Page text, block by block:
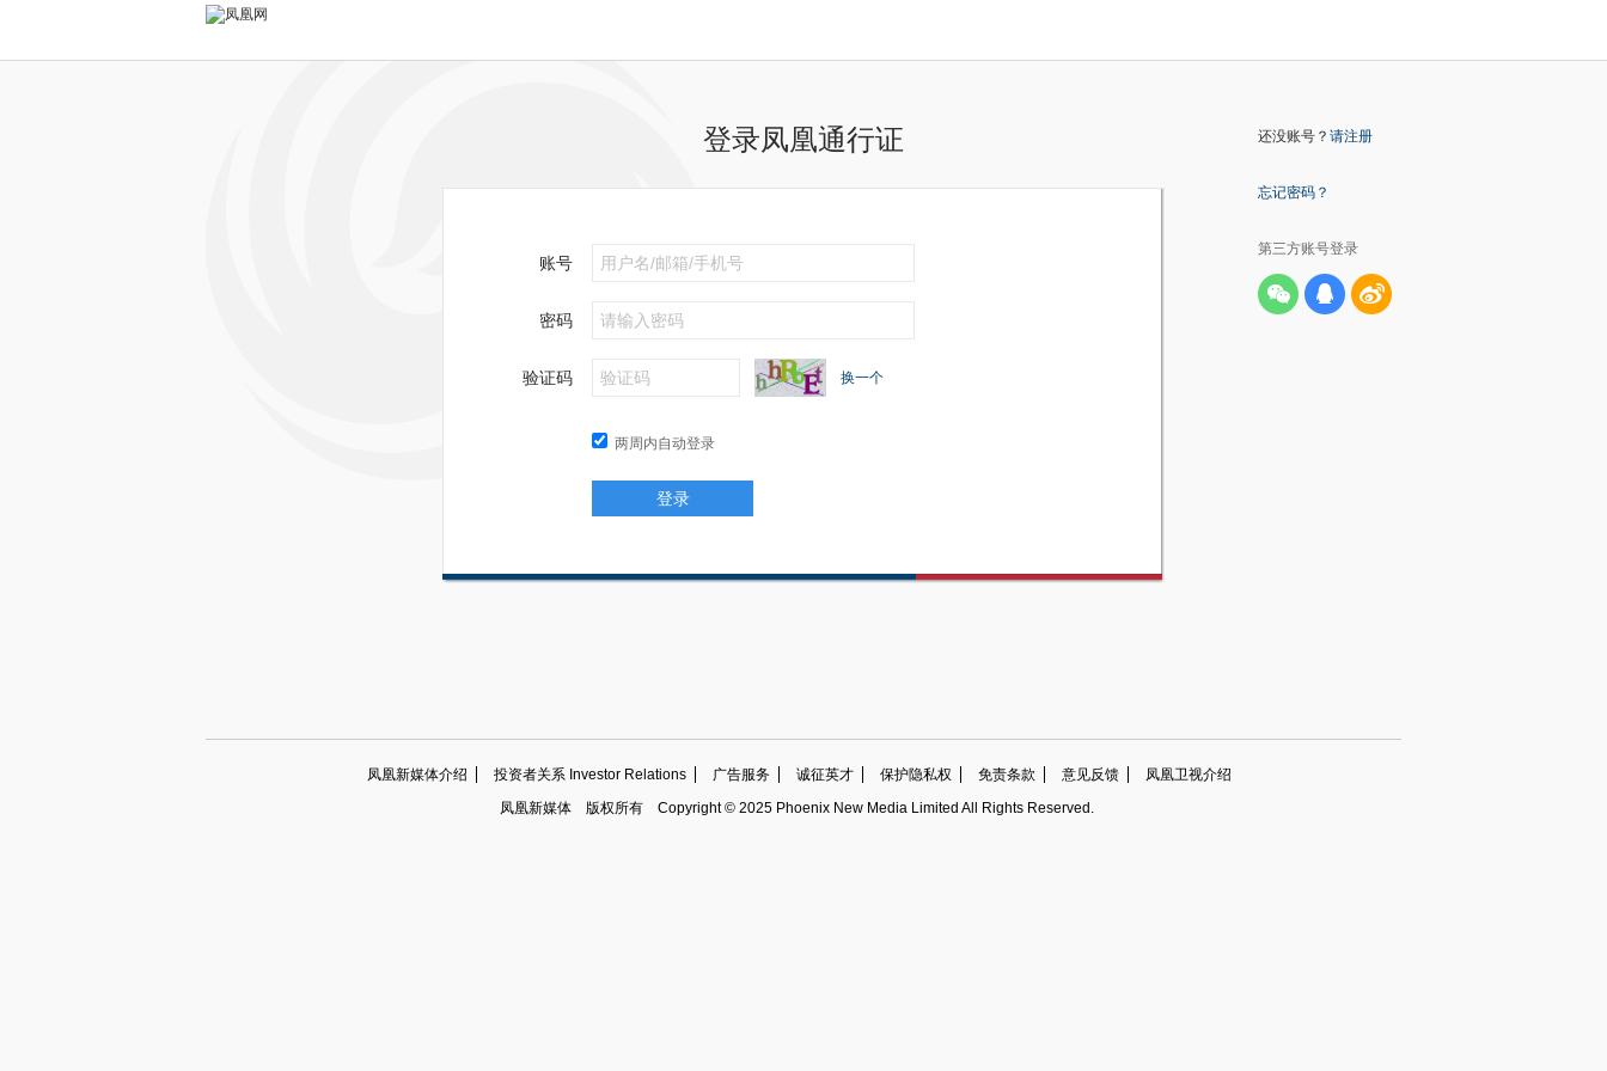
登录凤凰通行证
账号
密码
验证码 换一个
两周内自动登录
登录
还没账号？ 请注册
忘记密码？
第三方账号登录
凤凰新媒体介绍 投资者关系 Investor Relations 广告服务 诚征英才 保护隐私权 免责条款 意见反馈
凤凰卫视介绍
凤凰新媒体
版权所有 Copyright © 2025 Phoenix New Media Limited All Rights Reserved.